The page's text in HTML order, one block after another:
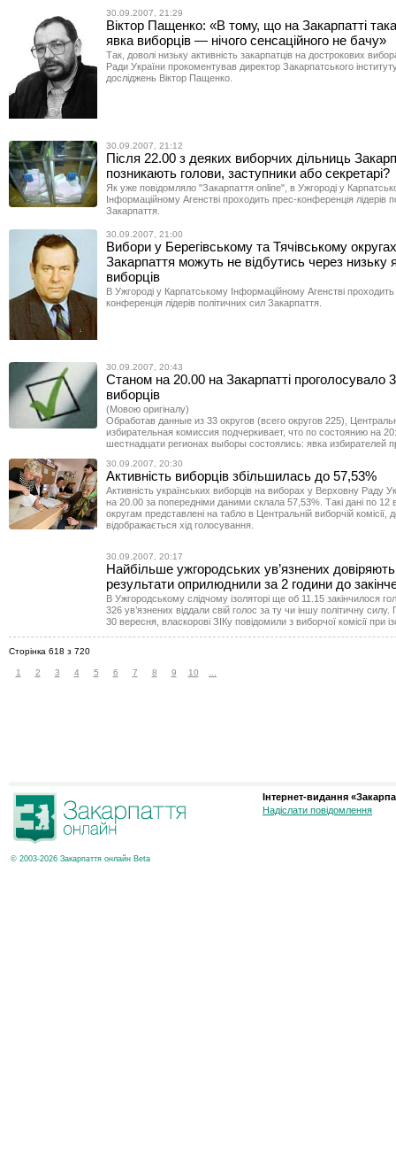
30.09.2007, 21:29
Віктор Пащенко: «В тому, що на Закарпатті
явка виборців — нічого сенсаційного не бачу»
Так, доволі низьку активність закарпатців на дострокових
Ради України прокоментував директор Закарпатського
досліджень Віктор Пащенко.
30.09.2007, 21:12
Після 22.00 з деяких виборчих дільниць
позникають голови, заступники або секретарі?
Як уже повідомляло "Закарпаття online", в Ужгороді у
Інформаційному Агенстві проходить прес-конференція лідерів
Закарпаття.
30.09.2007, 21:00
Вибори у Берегівському та Тячівському округах
Закарпаття можуть не відбутись через низьку
виборців
В Ужгороді у Карпатському Інформаційному Агенстві
конференція лідерів політичних сил Закарпаття.
30.09.2007, 20:43
Станом на 20.00 на Закарпатті проголосувало
виборців
(Мовою оригіналу)
Обработав данные из 33 округов (всего округов 225),
избирательная комиссия подчеркивает, что по состоянию на
шестнадцати регионах выборы состоялись: явка избирателей
30.09.2007, 20:30
Активність виборців збільшилась до 57,53%
Активність українських виборців на виборах у Верховну Раду
на 20.00 за попередніми даними склала 57,53%. Такі дані по 12
округам представлені на табло в Центральній виборчій комісії,
відображається хід голосування.
30.09.2007, 20:17
Найбільше ужгородських ув’язнених
результати оприлюднили за 2 години до
В Ужгородському слідчому ізоляторі ще об 11.15 закінчилося
326 ув’язнених віддали свій голос за ту чи іншу політичну силу.
30 вересня, власкорові ЗІКу повідомили з виборчої комісії при
Сторінка 618 з 720
1 2 3 4 5 6 7 8 9 10 ...
© 2003-2026 Закарпаття онлайн Beta
Інтернет-видання
Надіслати повідомлення